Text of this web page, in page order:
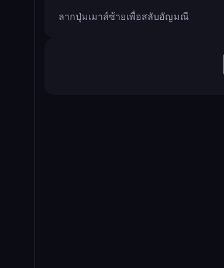
ลากปุ่มเมาส์ซ้ายเพื่อสลับอัญมณี